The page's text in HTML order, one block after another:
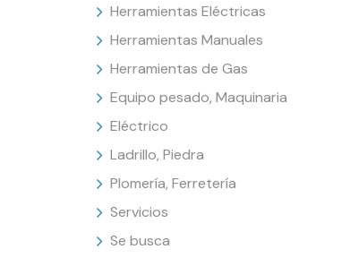
Herramientas Eléctricas
Herramientas Manuales
Herramientas de Gas
Equipo pesado, Maquinaria
Eléctrico
Ladrillo, Piedra
Plomería, Ferretería
Servicios
Se busca